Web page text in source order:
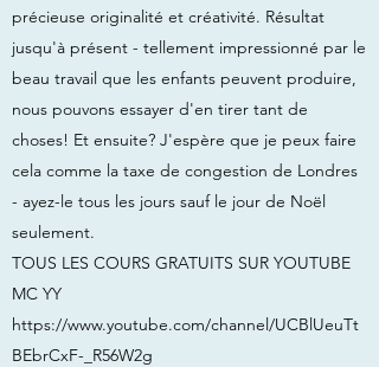
précieuse originalité et créativité. Résultat
jusqu'à présent - tellement impressionné par le
beau travail que les enfants peuvent produire,
nous pouvons essayer d'en tirer tant de
choses! Et ensuite? J'espère que je peux faire
cela comme la taxe de congestion de Londres
- ayez-le tous les jours sauf le jour de Noël
seulement.
TOUS LES COURS GRATUITS SUR YOUTUBE
MC YY
https://www.youtube.com/channel/UCBlUeuTt
BEbrCxF-_R56W2g